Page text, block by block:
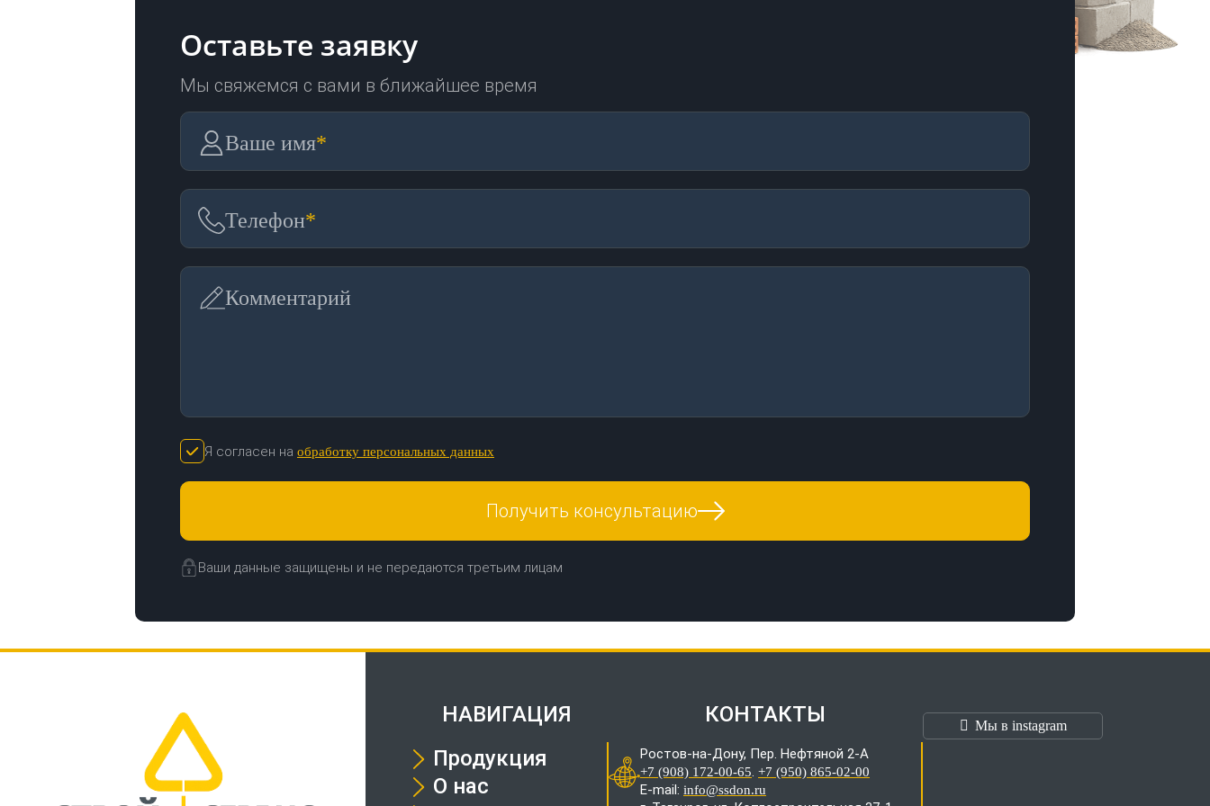
Оставьте заявку
Мы свяжемся с вами в ближайшее время
Ваше имя*
Телефон*
Комментарий
Я согласен на обработку персональных данных
Получить консультацию
Ваши данные защищены и не передаются третьим лицам
НАВИГАЦИЯ
Продукция
О нас
КОНТАКТЫ
Ростов-на-Дону, Пер. Нефтяной 2-А
+7 (908) 172-00-65. +7 (950) 865-02-00
E-mail: info@ssdon.ru
Мы в instagram